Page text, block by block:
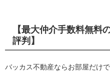
【最大仲介手数料無料
評判】
バッカス不動産ならお部屋だけ